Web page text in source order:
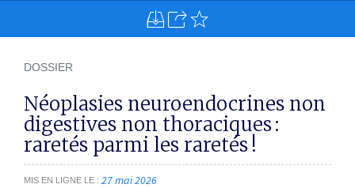
DOSSIER
Néoplasies neuroendocrines non
digestives non thoraciques :
raretés parmi les raretés !
MIS EN LIGNE LE 27 mai 2026